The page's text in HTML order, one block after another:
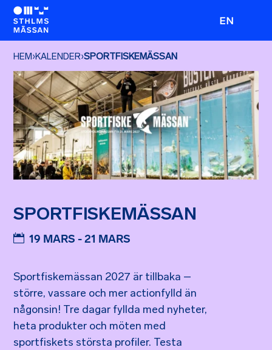
EN
HEM›KALENDER›SPORTFISKEMÄSSAN
SPORTFISKEMÄSSAN
19 MARS - 21 MARS
Sportfiskemässan 2027 är tillbaka –
större, vassare och mer actionfylld än
någonsin! Tre dagar fyllda med nyheter,
heta produkter och möten med
sportfiskets största profiler. Testa